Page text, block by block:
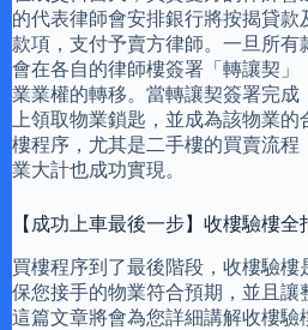
的代表律師會安排銀行將按揭貸
款項，支付予賣方律師。一旦所有
會在各自的律師樓簽署「轉讓契」
業業權的轉移。當轉讓契簽署完成
上領取物業鎖匙，並成為該物業
樓程序，尤其是二手樓的買賣流程
業大計也成功實現。
【成功上車最後一步】收樓驗樓
買樓程序到了最後階段，收樓驗樓
保您接手的物業符合預期，並且讓
這篇文章將會為您詳細講解收樓驗